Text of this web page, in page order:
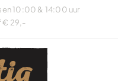
10:00 & 14:00 uur
€ 29,-